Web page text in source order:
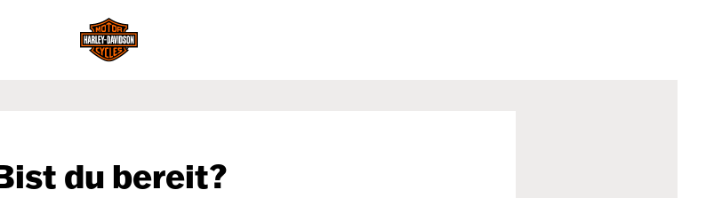
du bereit?